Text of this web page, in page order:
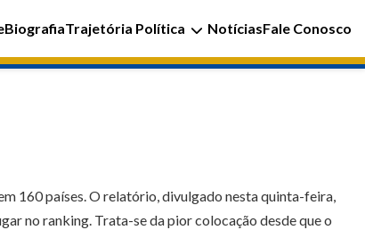
BiografiaTrajetória Política NotíciasFale Conosco
160 países. O relatório, divulgado nesta quinta-feira,
no ranking. Trata-se da pior colocação desde que o